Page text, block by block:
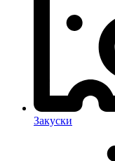
Закуски